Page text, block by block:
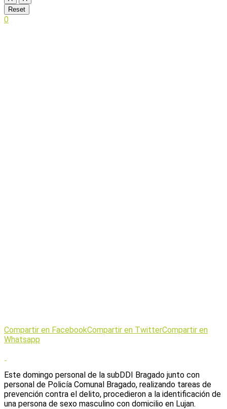
Reset
0
Compartir en FacebookCompartir en TwitterCompartir en
Whatsapp
Este domingo personal de la subDDI Bragado junto con
personal de Policía Comunal Bragado, realizando tareas de
prevención contra el delito, procedieron a la identificación de
una persona de sexo masculino con domicilio en Lujan.